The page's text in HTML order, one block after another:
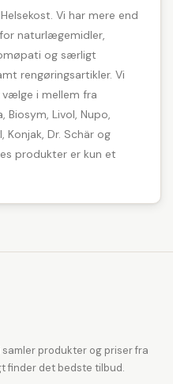
Vi har mere end
naturlægemidler,
og særligt
rengøringsartikler. Vi
i mellem fra
Biosym, Livol, Nupo,
Konjak, Dr. Schär og
produkter er kun et
produkter og priser fra
finder det bedste tilbud.